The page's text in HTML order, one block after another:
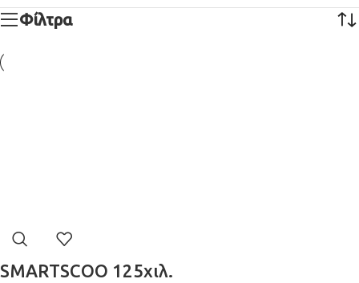
Φίλτρα
SMARTSCOO 125χιλ.